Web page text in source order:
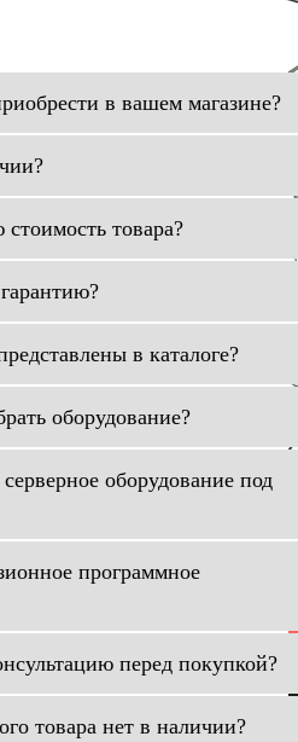
в вашем магазине?
товара?
в каталоге?
оборудование?
оборудование под
программное
перед покупкой?
товара нет в наличии?